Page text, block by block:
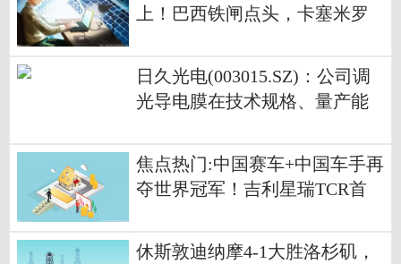
上！巴西铁闸点头，卡塞米罗
日久光电(003015.SZ)：公司调
光导电膜在技术规格、量产能
配套能力
焦点热门:中国赛车+中国车手再
夺世界冠军！吉利星瑞TCR首
休斯敦迪纳摩4-1大胜洛杉矶，